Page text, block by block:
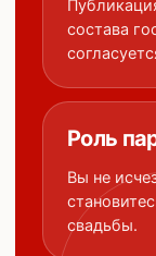
состава
Роль
Вы не
свадьбы.